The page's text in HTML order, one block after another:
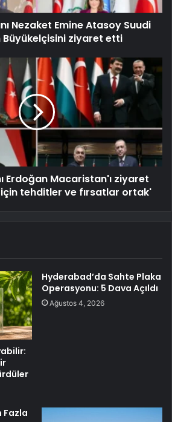
Nezaket Emine Atasoy Suudi
ziyaret etti
Erdoğan Macaristan'ı ziyaret
tehditler ve fırsatlar ortak'
Hyderabad’da Sahte Plaka
Operasyonu: 5 Dava Açıldı
Ağustos 4, 2026
Fazla